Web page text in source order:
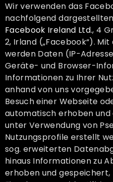
Wir verwenden das
nachfolgend
Facebook Ireland Ltd., 4
2, Irland („Facebook“).
werden Daten (IP-
Geräte- und Browser-
Informationen zu Ihrer
anhand von uns
Besuch einer Webseite
automatisch erhoben
unter Verwendung von
Nutzungsprofile erstellt
sog. erweiterten
hinaus Informationen zu
erhoben und